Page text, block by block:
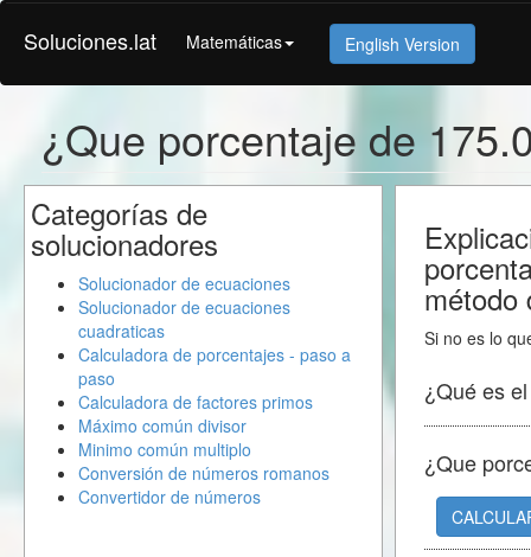
Soluciones.lat Matemáticas English Version
¿Que porcentaje de
método
Si no es lo
¿Qué es
¿Que
Categorías de
solucionadores
Solucionador de ecuaciones
Solucionador de ecuaciones
cuadraticas
Calculadora de porcentajes - paso a
paso
Calculadora de factores primos
Máximo común divisor
Minimo común multiplo
Conversión de números romanos
Convertidor de números